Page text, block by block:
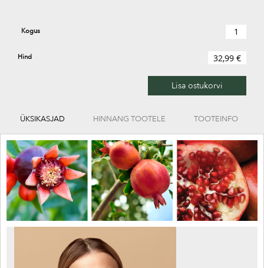
Kogus
Hind 32,99 €
Lisa ostukorvi
ÜKSIKASJAD HINNANG TOOTELE TOOTEINFO